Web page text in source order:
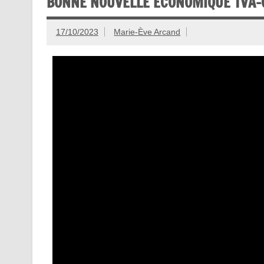
17/10/2023 Marie-Ève Arcand